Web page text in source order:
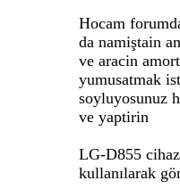
Hocam
da namiştain
ve aracin
yumusatmak
soyluyosunuz
ve yaptirin
LG-D855
kullanılarak